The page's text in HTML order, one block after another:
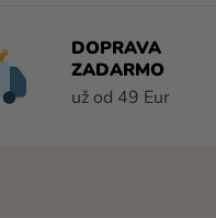
DOPRAVA
ZADARMO
už od 49 Eur